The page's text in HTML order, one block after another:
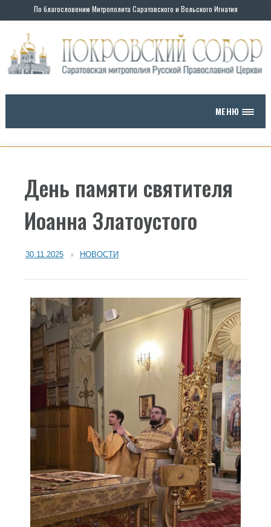
По благословению Митрополита Саратовского и Вольского Игнатия
МЕНЮ
День памяти святителя
Иоанна Златоустого
30.11.2025 НОВОСТИ